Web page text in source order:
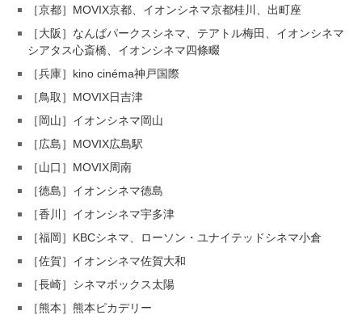
［京都］MOVIX京都、イオンシネマ京都桂川、出町座
［大阪］なんばパークスシネマ、テアトル梅田、イオンシネマ
シアタス心斎橋、イオンシネマ四條畷
［兵庫］kino cinéma神戸国際
［鳥取］MOVIX日吉津
［岡山］イオンシネマ岡山
［広島］MOVIX広島駅
［山口］MOVIX周南
［徳島］イオンシネマ徳島
［香川］イオンシネマ宇多津
［福岡］KBCシネマ、ローソン・ユナイテッドシネマ小倉
［佐賀］イオンシネマ佐賀大和
［長崎］シネマボックス太陽
［熊本］熊本ピカデリー